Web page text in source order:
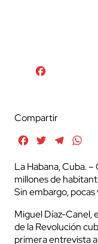
Compartir
FacebookTwitter
La Habana, Cuba.
millones de
Sin embargo,
Miguel Díaz-Canel,
de la Revolución
primera entrevista